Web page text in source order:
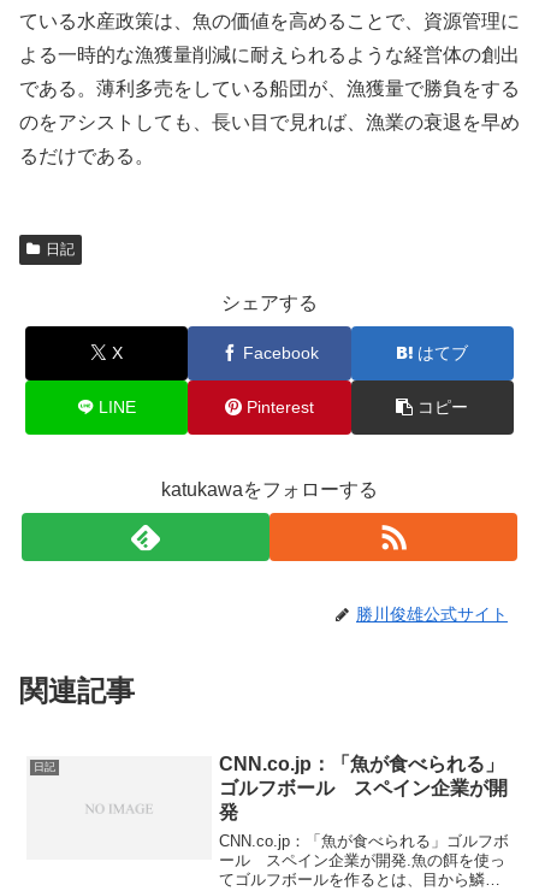
ている水産政策は、魚の価値を高めることで、資源管理に
よる一時的な漁獲量削減に耐えられるような経営体の創出
である。薄利多売をしている船団が、漁獲量で勝負をする
のをアシストしても、長い目で見れば、漁業の衰退を早め
るだけである。
日記
シェアする
X Facebook はてブ
LINE Pinterest コピー
katukawaをフォローする
勝川俊雄公式サイト
関連記事
日記
CNN.co.jp：「魚が食べられる」
ゴルフボール スペイン企業が開
発
CNN.co.jp：「魚が食べられる」ゴルフボ
ール スペイン企業が開発.魚の餌を使っ
てゴルフボールを作るとは、目から鱗で